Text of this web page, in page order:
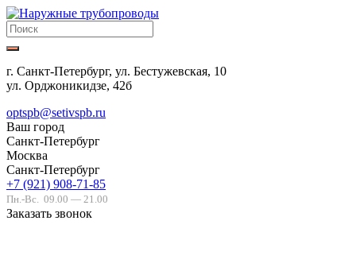
г. Санкт-Петербург, ул. Бестужевская, 10
ул. Орджоникидзе, 42б
optspb@setivspb.ru
Ваш город
Санкт-Петербург
Москва
Санкт-Петербург
+7 (921) 908-71-85
Пн.-Вс. 09.00 — 21.00
Заказать звонок